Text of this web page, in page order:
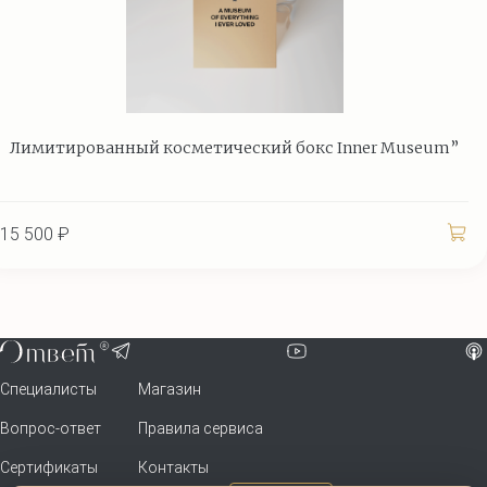
Лимитированный косметический бокс Inner Museum”
15 500 ₽
Специалисты Магазин
Вопрос-ответ Правила сервиса
Сертификаты Контакты